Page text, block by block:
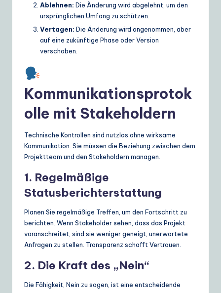
Ablehnen: Die Änderung wird abgelehnt, um den
ursprünglichen Umfang zu schützen.
Vertagen: Die Änderung wird angenommen, aber
auf eine zukünftige Phase oder Version
verschoben.
Kommunikationsprotok
olle mit Stakeholdern
Technische Kontrollen sind nutzlos ohne wirksame
Kommunikation. Sie müssen die Beziehung zwischen dem
Projektteam und den Stakeholdern managen.
1. Regelmäßige
Statusberichterstattung
Planen Sie regelmäßige Treffen, um den Fortschritt zu
berichten. Wenn Stakeholder sehen, dass das Projekt
voranschreitet, sind sie weniger geneigt, unerwartete
Anfragen zu stellen. Transparenz schafft Vertrauen.
2. Die Kraft des „Nein“
Die Fähigkeit, Nein zu sagen, ist eine entscheidende